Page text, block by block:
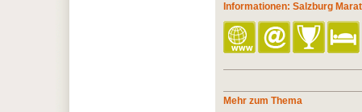
Informationen: Salzburg
Mehr zum Thema